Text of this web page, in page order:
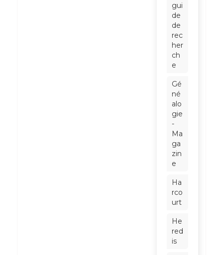
gui
de
de
rec
her
ch
e
Gé
né
alo
gie
-
Ma
ga
zin
e
Ha
rco
urt
He
red
is